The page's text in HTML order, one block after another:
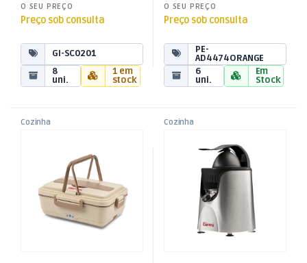
O SEU PREÇO
Preço sob consulta
GI-SC0201
8
uni.
1 em
stock
O SEU PREÇO
Preço sob consulta
PE-
AD4474ORANGE
6
uni.
Em
Stock
Cozinha
Cozinha
Peq. Domésticos